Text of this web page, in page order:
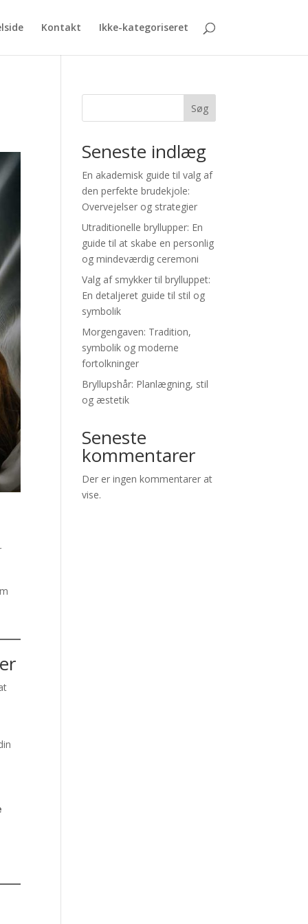
Kontakt Ikke-kategoriseret
Søg
Seneste indlæg
En akademisk guide til valg af
den perfekte brudekjole:
Overvejelser og strategier
Utraditionelle bryllupper: En
guide til at skabe en personlig
og mindeværdig ceremoni
Valg af smykker til brylluppet:
En detaljeret guide til stil og
symbolik
Morgengaven: Tradition,
symbolik og moderne
fortolkninger
Bryllupshår: Planlægning, stil
og æstetik
Seneste
kommentarer
Der er ingen kommentarer at
vise.